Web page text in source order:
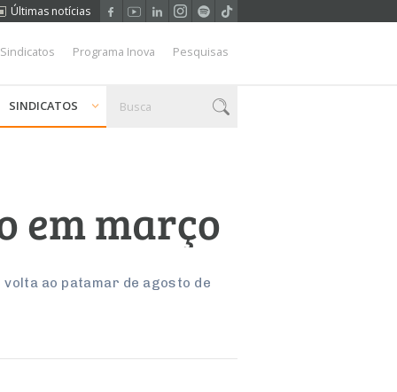
Últimas notícias
Programa Inova Pesquisas
SINDICATOS
em março
ao patamar de agosto de